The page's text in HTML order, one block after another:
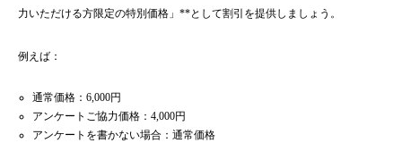
力いただける方限定の特別価格」**として割引を提供しましょう。
例えば：
通常価格：6,000円
アンケートご協力価格：4,000円
アンケートを書かない場合：通常価格